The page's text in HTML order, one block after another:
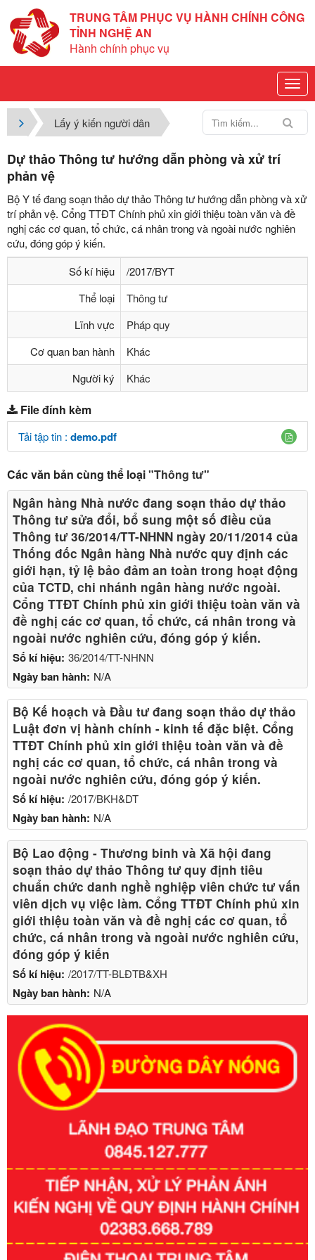
TRUNG TÂM PHỤC VỤ HÀNH CHÍNH CÔNG
TỈNH NGHỆ AN
Hành chính phục vụ
Lấy ý kiến người dân
Dự thảo Thông tư hướng dẫn phòng và xử trí
phản vệ
Bộ Y tế đang soạn thảo dự thảo Thông tư hướng dẫn phòng và xử
trí phản vệ. Cổng TTĐT Chính phủ xin giới thiệu toàn văn và đề
nghị các cơ quan, tổ chức, cá nhân trong và ngoài nước nghiên
cứu, đóng góp ý kiến.
Số kí hiệu
/2017/BYT
Thể loại
Thông tư
Lĩnh vực
Pháp quy
Cơ quan ban hành
Khác
Người ký
Khác
File đính kèm
Tải tập tin : demo.pdf
Các văn bản cùng thể loại"Thông tư"
Số kí hiệu: 36/2014/TT-NHNN
Ngày ban hành: N/A
Ngân hàng Nhà nước đang soạn thảo dự thảo
Thông tư sửa đổi, bổ sung một số điều của
Thông tư 36/2014/TT-NHNN ngày 20/11/2014 của
Thống đốc Ngân hàng Nhà nước quy định các
giới hạn, tỷ lệ bảo đảm an toàn trong hoạt động
của TCTD, chi nhánh ngân hàng nước ngoài.
Cổng TTĐT Chính phủ xin giới thiệu toàn văn và
đề nghị các cơ quan, tổ chức, cá nhân trong và
ngoài nước nghiên cứu, đóng góp ý kiến.
Số kí hiệu: /2017/BKH&DT
Ngày ban hành: N/A
Bộ Kế hoạch và Đầu tư đang soạn thảo dự thảo
Luật đơn vị hành chính - kinh tế đặc biệt. Cổng
TTĐT Chính phủ xin giới thiệu toàn văn và đề
nghị các cơ quan, tổ chức, cá nhân trong và
ngoài nước nghiên cứu, đóng góp ý kiến.
Số kí hiệu: /2017/TT-BLĐTB&XH
Ngày ban hành: N/A
Bộ Lao động - Thương binh và Xã hội đang
soạn thảo dự thảo Thông tư quy định tiêu
chuẩn chức danh nghề nghiệp viên chức tư vấn
viên dịch vụ việc làm. Cổng TTĐT Chính phủ xin
giới thiệu toàn văn và đề nghị các cơ quan, tổ
chức, cá nhân trong và ngoài nước nghiên cứu,
đóng góp ý kiến